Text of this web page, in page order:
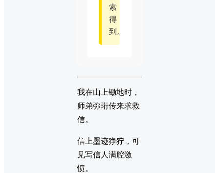
索
得
到。
我在山上锄地时，
师弟弥珩传来求救
信。
信上墨迹狰狞，可
见写信人满腔激
愤。